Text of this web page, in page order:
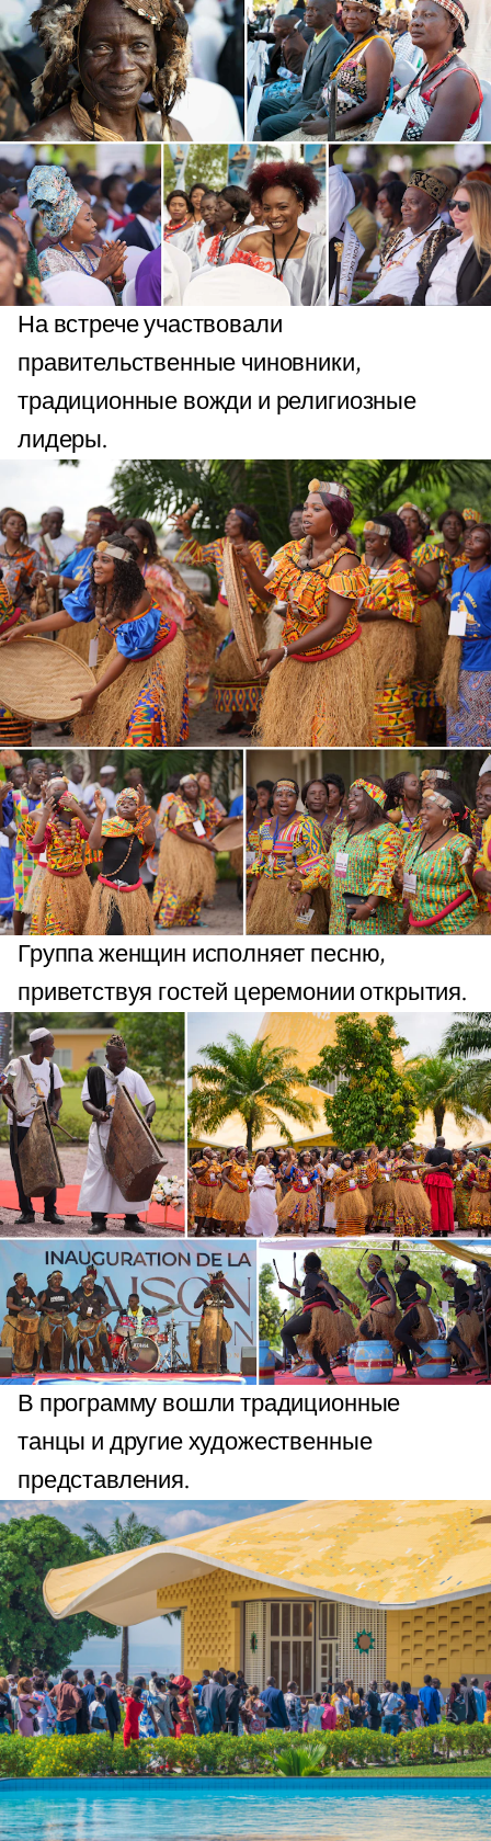
На встрече участвовали
правительственные чиновники,
традиционные вожди и религиозные
лидеры.
Группа женщин исполняет песню,
приветствуя гостей церемонии открытия.
В программу вошли традиционные
танцы и другие художественные
представления.